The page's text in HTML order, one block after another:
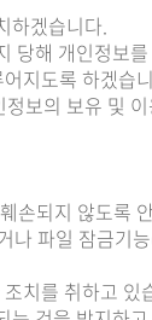
하겠습니다.
해 개인정보
지도록 하겠습
보의 보유 및
되지 않도록
파일 잠금기
치를 취하고